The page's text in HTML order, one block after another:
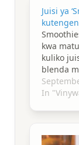
Juisi ya
kwa
kuliko
blenda
In